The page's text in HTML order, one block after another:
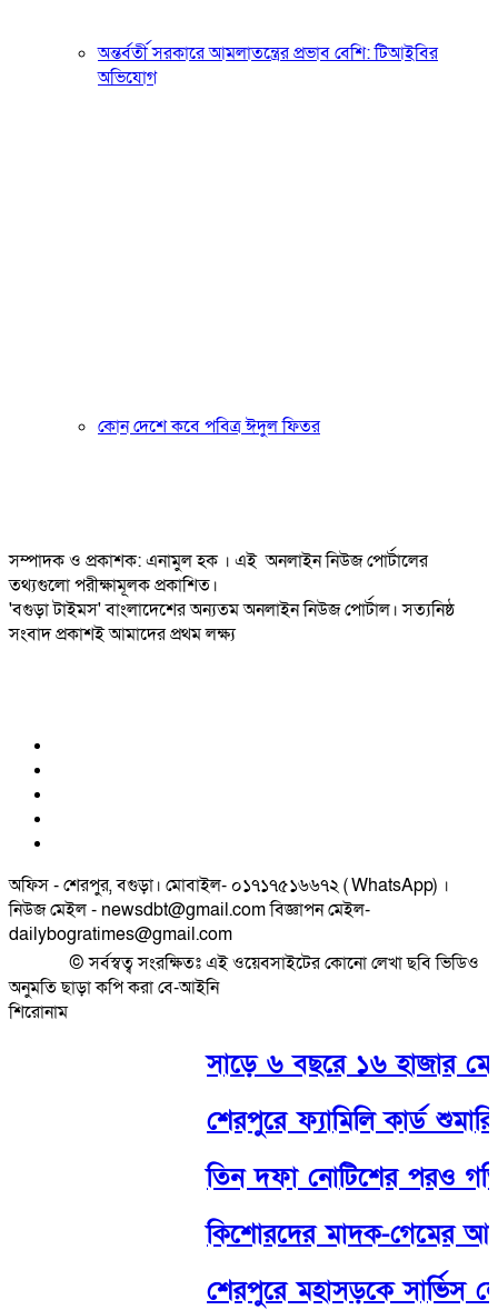
অন্তর্বর্তী সরকারে আমলাতন্ত্রের প্রভাব বেশি: টিআইবির
অভিযোগ
কোন দেশে কবে পবিত্র ঈদুল ফিতর
সম্পাদক ও প্রকাশক: এনামুল হক । এই অনলাইন নিউজ পোর্টালের
তথ্যগুলো পরীক্ষামূলক প্রকাশিত।
'বগুড়া টাইমস' বাংলাদেশের অন্যতম অনলাইন নিউজ পোর্টাল। সত্যনিষ্ঠ
সংবাদ প্রকাশই আমাদের প্রথম লক্ষ্য
অফিস - শেরপুর, বগুড়া। মোবাইল- ০১৭১৭৫১৬৬৭২ ( WhatsApp) ।
নিউজ মেইল - newsdbt@gmail.com বিজ্ঞাপন মেইল-
dailybogratimes@gmail.com
© সর্বস্বত্ব সংরক্ষিতঃ এই ওয়েবসাইটের কোনো লেখা ছবি ভিডিও
অনুমতি ছাড়া কপি করা বে-আইনি
শিরোনাম
সাড়ে ৬ বছরে ১৬ হাজার
শেরপুরে ফ্যামিলি কার্ড শুমারি-
তিন দফা নোটিশের পরও গতি
কিশোরদের মাদক-গেমের
শেরপুরে মহাসড়কে সার্ভিস